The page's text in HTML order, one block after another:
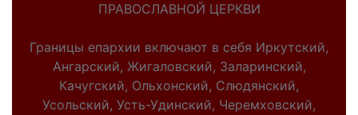
ПРАВОСЛАВНОЙ ЦЕРКВИ
Границы епархии включают в себя Иркутский,
Ангарский, Жигаловский, Заларинский,
Качугский, Ольхонский, Слюдянский,
Усольский, Усть-Удинский, Черемховский,